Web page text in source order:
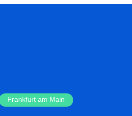
Frankfurt am Main